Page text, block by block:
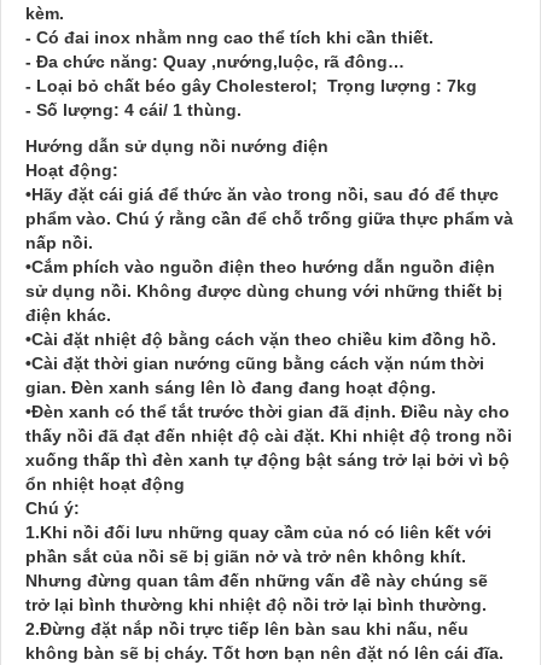
kèm.
- Có đai inox nhằm nng cao thể tích khi cần thiết.
- Đa chức năng: Quay ,nướng,luộc, rã đông…
- Loại bỏ chất béo gây Cholesterol; Trọng lượng : 7kg
- Số lượng: 4 cái/ 1 thùng.
Hướng dẫn sử dụng nồi nướng điện
Hoạt động:
•Hãy đặt cái giá để thức ăn vào trong nồi, sau đó để thực
phẩm vào. Chú ý rằng cần để chỗ trống giữa thực phẩm và
nấp nồi.
•Cắm phích vào nguồn điện theo hướng dẫn nguồn điện
sử dụng nồi. Không được dùng chung với những thiết bị
điện khác.
•Cài đặt nhiệt độ bằng cách vặn theo chiều kim đồng hồ.
•Cài đặt thời gian nướng cũng bằng cách vặn núm thời
gian. Đèn xanh sáng lên lò đang đang hoạt động.
•Đèn xanh có thể tắt trước thời gian đã định. Điều này cho
thấy nồi đã đạt đến nhiệt độ cài đặt. Khi nhiệt độ trong nồi
xuống thấp thì đèn xanh tự động bật sáng trở lại bởi vì bộ
ổn nhiệt hoạt động
Chú ý:
1.Khi nồi đối lưu những quay cầm của nó có liên kết với
phần sắt của nồi sẽ bị giãn nở và trở nên không khít.
Nhưng đừng quan tâm đến những vấn đề này chúng sẽ
trở lại bình thường khi nhiệt độ nồi trở lại bình thường.
2.Đừng đặt nắp nồi trực tiếp lên bàn sau khi nấu, nếu
không bàn sẽ bị cháy. Tốt hơn bạn nên đặt nó lên cái đĩa.